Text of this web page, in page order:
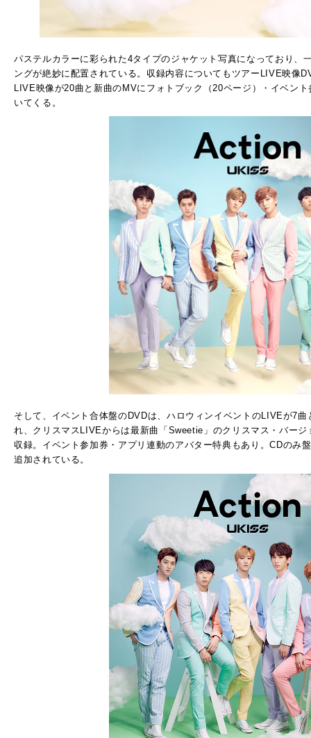
パステルカラーに彩られた4タイプのジャケット写真になっており、
ングが絶妙に配置されている。収録内容についてもツアーLIVE映像
LIVE映像が20曲と新曲のMVにフォトブック（20ページ）・イベン
いてくる。
そして、イベント合体盤のDVDは、ハロウィンイベントのLIVEが7
れ、クリスマスLIVEからは最新曲「Sweetie」のクリスマス・バー
収録。イベント参加券・アプリ連動のアバター特典もあり。CDのみ
追加されている。